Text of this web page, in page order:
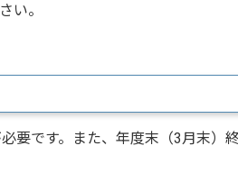
い。
要です。また、年度末（3月末）